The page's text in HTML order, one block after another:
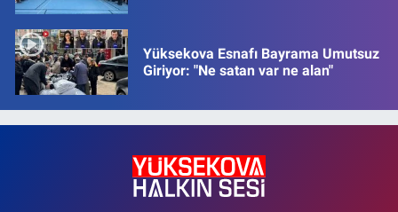
Yüksekova Esnafı Bayrama Umutsuz
Giriyor: "Ne satan var ne alan"